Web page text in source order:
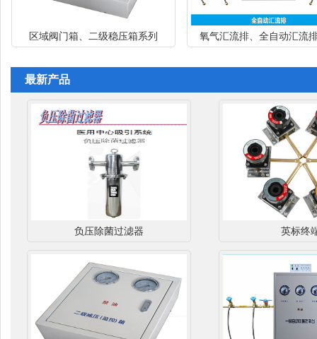
域阀门箱、二级稳压箱系列 氧气汇流排、全自动汇流排系列
最新产品
负压除菌过滤器 英标终